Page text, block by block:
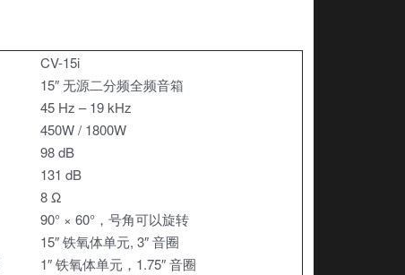
CV-15i
15″ 无源二分频全频音箱
45 Hz – 19 kHz
450W / 1800W
98 dB
131 dB
8 Ω
90° × 60°，号角可以旋转
15″ 铁氧体单元, 3″ 音圈
1″ 铁氧体单元，1.75″ 音圈